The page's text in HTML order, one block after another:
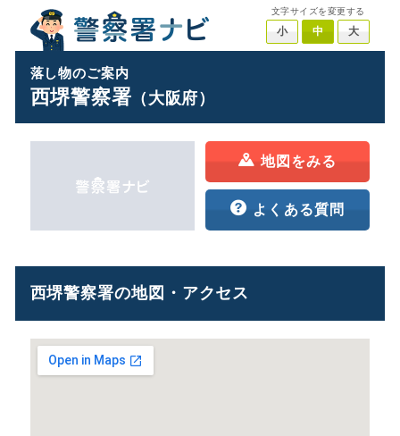
文字サイズを変更する
小 中 大
落し物のご案内
西堺警察署（大阪府）
地図をみる
よくある質問
西堺警察署の地図・アクセス